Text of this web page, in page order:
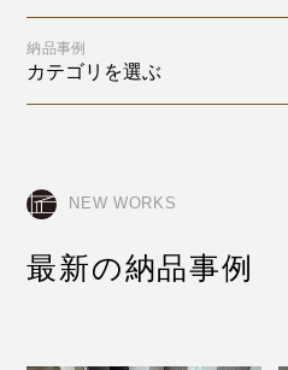
納品事例
カテゴリを選ぶ
NEW WORKS
最新の納品事例